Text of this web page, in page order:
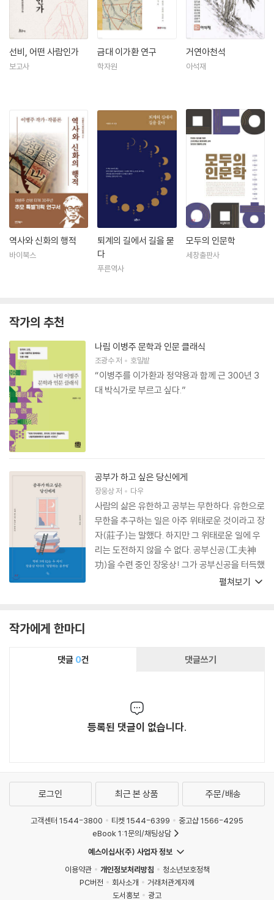
선비, 어떤 사람인가
보고사
금대 이가환 연구
학자원
거연아천석
아석재
역사와 신화의 행적
바이북스
퇴계의 길에서 길을 묻
다
푸른역사
모두의 인문학
세창출판사
작가의 추천
나림 이병주 문학과 인문 클래식
조광수저 호밀밭
“이병주를 이가환과 정약용과 함께 근 300년 3
대 박식가로 부르고 싶다.”
공부가 하고 싶은 당신에게
장웅상저 다우
사람의 삶은 유한하고 공부는 무한하다. 유한으로
무한을 추구하는 일은 아주 위태로운 것이라고 장
자(莊子)는 말했다. 하지만 그 위태로운 일에 우
리는 도전하지 않을 수 없다. 공부신공(工夫神
功)을 수련 중인 장웅상! 그가 공부신공을 터득했
는지 나로서는 알 수 없지만, 자기의 겸양대로 ‘공
펼쳐보기
작가에게 한마디
댓글 0건 댓글쓰기
등록된 댓글이 없습니다.
로그인 최근 본 상품 주문/배송
고객센터 1544-3800 티켓 1544-6399
중고샵 1566-4295
eBook 1:1문의/채팅상담
예스이십사(주) 사업자 정보
이용약관
개인정보처리방침
청소년보호정책
PC버전
회사소개
거래처관계자께
도서홍보
광고